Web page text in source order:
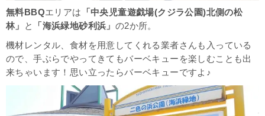
無料BBQエリアは
「中央児童遊戯場(クジラ公園)北側の松
林」
と 「海浜緑地砂利浜」 の2か所。
機材レンタル、食材を用意してくれる業者さんも入っている
ので、手ぶらでやってきてもバーベキューを楽しむことも出
来ちゃいます！思い立ったらバーベキューですよ♪